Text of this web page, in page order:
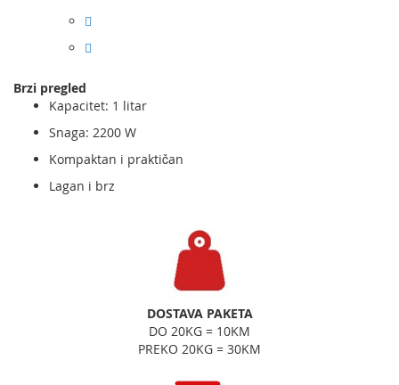
Brzi pregled
Kapacitet: 1 litar
Snaga: 2200 W
Kompaktan i praktičan
Lagan i brz
DOSTAVA PAKETA
DO 20KG = 10KM
PREKO 20KG = 30KM